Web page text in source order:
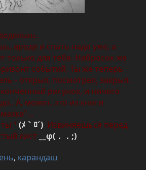
вроде и спать надо уже, а
только для тебя. Набросок же
событий. Ты же теперь
- открыл, посмотрел, закрыл.
рисунок, и ничего
А, может, это из книги
" (ﾒ｀ﾛ´) Извиняешься перед
лист
__φ(．．;)
, карандаш